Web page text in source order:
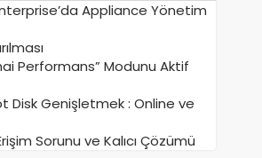
Appliance Yönetim
Performans” Modunu Aktif
Disk Genişletmek : Online ve
Sorunu ve Kalıcı Çözümü